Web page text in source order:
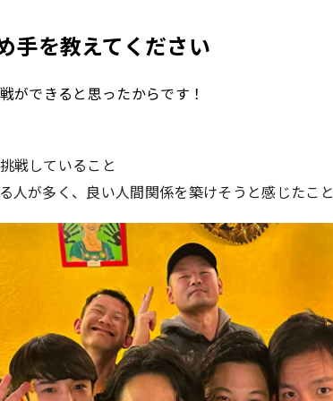
手を教えてください
ができると思ったからです！
戦していること
人が多く、良い人間関係を築けそうと感じたこと